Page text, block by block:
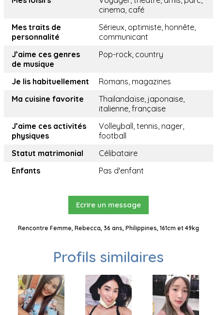
cinema, café
Mes traits de
personnalité
Sérieux, optimiste, honnête,
communicant
J’aime ces genres
de musique
Pop-rock, country
Je lis habituellement
Romans, magazines
Ma cuisine favorite
Thailandaïse, japonaise,
italienne, française
J’aime ces activités
physiques
Volleyball, tennis, nager,
football
Statut matrimonial
Célibataire
Enfants
Pas d'enfant
Ecrire un message
Rencontre Femme, Rebecca, 36 ans, Philippines, 161cm et 49kg
Profils similaires